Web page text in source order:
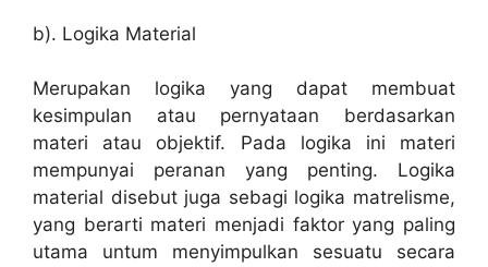
b). Logika Material
Merupakan logika yang dapat membuat
kesimpulan atau pernyataan berdasarkan
materi atau objektif. Pada logika ini materi
mempunyai peranan yang penting. Logika
material disebut juga sebagi logika matrelisme,
yang berarti materi menjadi faktor yang paling
utama untum menyimpulkan sesuatu secara